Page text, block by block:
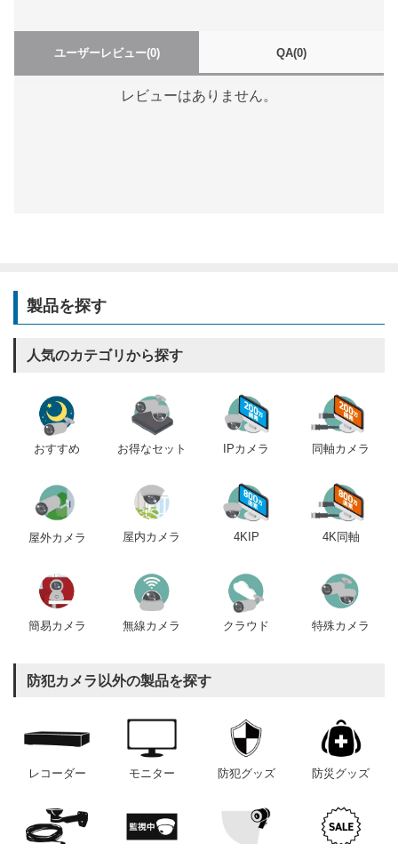
ユーザーレビュー(0) QA(0)
レビューはありません。
製品を探す
人気のカテゴリから探す
おすすめ お得なセット IPカメラ 同軸カメラ
屋外カメラ 屋内カメラ 4KIP 4K同軸
簡易カメラ 無線カメラ クラウド 特殊カメラ
防犯カメラ以外の製品を探す
レコーダー モニター 防犯グッズ 防災グッズ